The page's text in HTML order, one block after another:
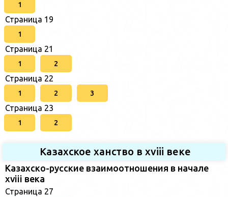
1
Страница 19
1
Страница 21
1 2
Страница 22
1 2 3
Страница 23
1 2
Казахское ханство в хviii веке
Казахско-русские взаимоотношения в начале
xviii века
Страница 27